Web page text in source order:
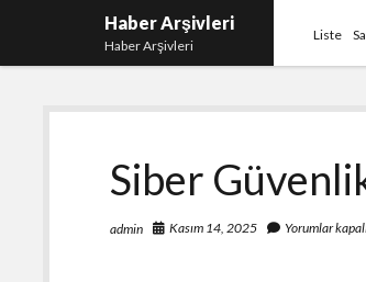
Haber Arşivleri
Haber Arşivleri
Liste
Siber
admin Kasım 14, 2025 Yorumlar